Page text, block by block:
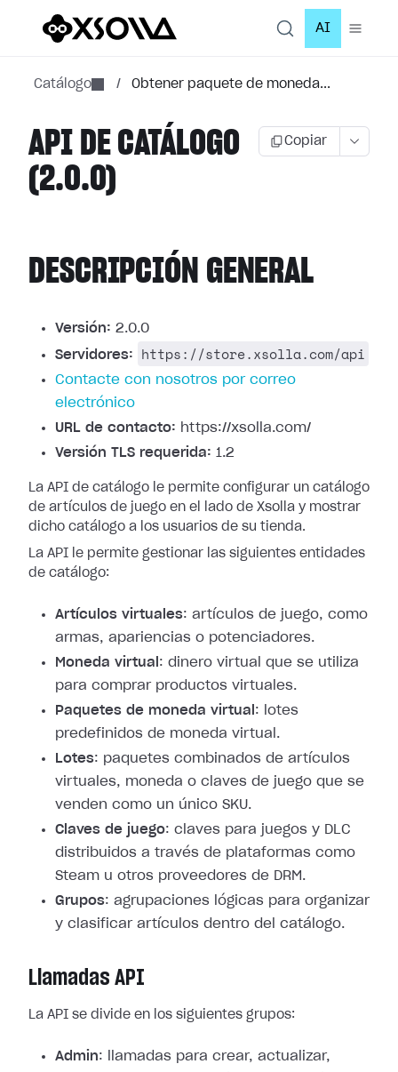
AI
Catálogo / Obtener paquete de moneda...
API DE CATÁLOGO
(2.0.0)
Copiar
DESCRIPCIÓN GENERAL
Versión: 2.0.0
Servidores:
https://store.xsolla.com/api
Contacte con nosotros por correo
electrónico
URL de contacto: https://xsolla.com/
Versión TLS requerida: 1.2
La API de catálogo le permite configurar un catálogo
de artículos de juego en el lado de Xsolla y mostrar
dicho catálogo a los usuarios de su tienda.
La API le permite gestionar las siguientes entidades
de catálogo:
Artículos virtuales: artículos de juego, como
armas, apariencias o potenciadores.
Moneda virtual : dinero virtual que se utiliza
para comprar productos virtuales.
Paquetes de moneda virtual : lotes
predefinidos de moneda virtual.
Lotes: paquetes combinados de artículos
virtuales, moneda o claves de juego que se
venden como un único SKU.
Claves de juego: claves para juegos y DLC
distribuidos a través de plataformas como
Steam u otros proveedores de DRM.
Grupos: agrupaciones lógicas para organizar
y clasificar artículos dentro del catálogo.
Llamadas API
La API se divide en los siguientes grupos:
Admin: llamadas para crear, actualizar,